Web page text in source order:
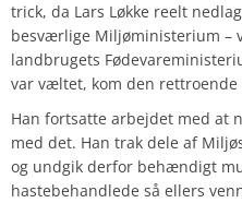
trick, da Lars Løkke reelt
besværlige Miljøministerium –
landbrugets
var væltet, kom den rettroende
Han fortsatte arbejdet med at
med det. Han trak dele af
og undgik derfor behændigt
hastebehandlede så ellers